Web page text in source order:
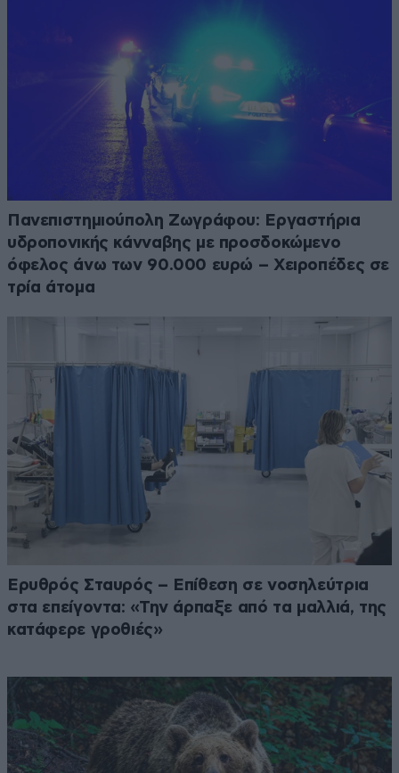
Πανεπιστημιούπολη Ζωγράφου: Εργαστήρια
υδροπονικής κάνναβης με προσδοκώμενο
όφελος άνω των 90.000 ευρώ – Χειροπέδες σε
τρία άτομα
Ερυθρός Σταυρός – Επίθεση σε νοσηλεύτρια
στα επείγοντα: «Την άρπαξε από τα μαλλιά, της
κατάφερε γροθιές»